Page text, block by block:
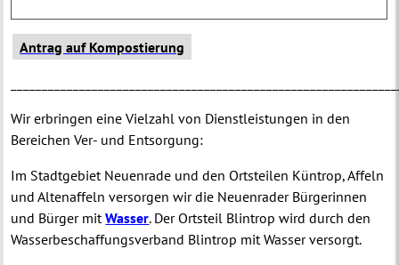
Antrag auf Kompostierung
Wir erbringen eine Vielzahl von Dienstleistungen in den
Bereichen Ver- und Entsorgung:
Im Stadtgebiet Neuenrade und den Ortsteilen Küntrop, Affeln
und Altenaffeln versorgen wir die Neuenrader Bürgerinnen
und Bürger mitWasser. Der Ortsteil Blintrop wird durch den
Wasserbeschaffungsverband Blintrop mit Wasser versorgt.